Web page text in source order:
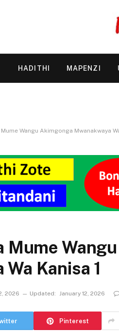
HADITHI MAPENZI
Wangu Akimgonga Mwanakwaya
Mume
Kanisa 1
2026 Updated: January 12, 2026
Pinterest